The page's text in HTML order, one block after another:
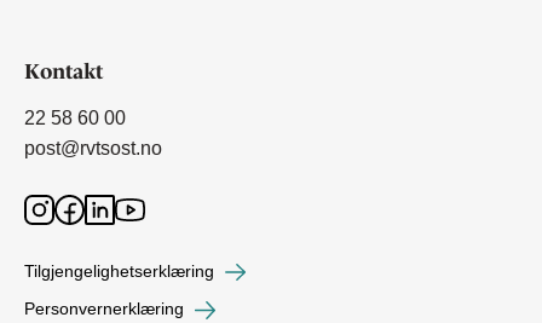
Kontakt
22 58 60 00
post@rvtsost.no
Tilgjengelighetserklæring
Personvernerklæring